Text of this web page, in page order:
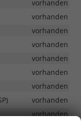
vorhanden
vorhanden
vorhanden
vorhanden
vorhanden
vorhanden
vorhanden
vorhanden
vorhanden